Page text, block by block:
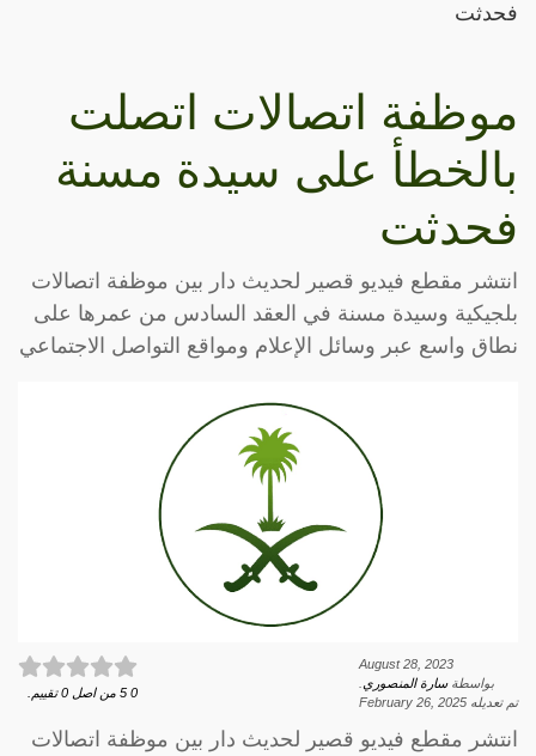
فحدثت
موظفة اتصالات اتصلت
بالخطأ على سيدة مسنة
فحدثت
انتشر مقطع فيديو قصير لحديث دار بين موظفة اتصالات
بلجيكية وسيدة مسنة في العقد السادس من عمرها على
نطاق واسع عبر وسائل الإعلام ومواقع التواصل الاجتماعي
August 28, 2023
بواسطةسارة المنصوري
تم تعديله February 26, 2025
0
5 من اصل 0 تقييم.
انتشر مقطع فيديو قصير لحديث دار بين موظفة اتصالات